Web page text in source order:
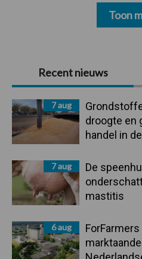
Primaire
Sidebar
Recent nieuws
7 aug
droogte en
handel in
7 aug
De
mastitis
6 aug
Toon